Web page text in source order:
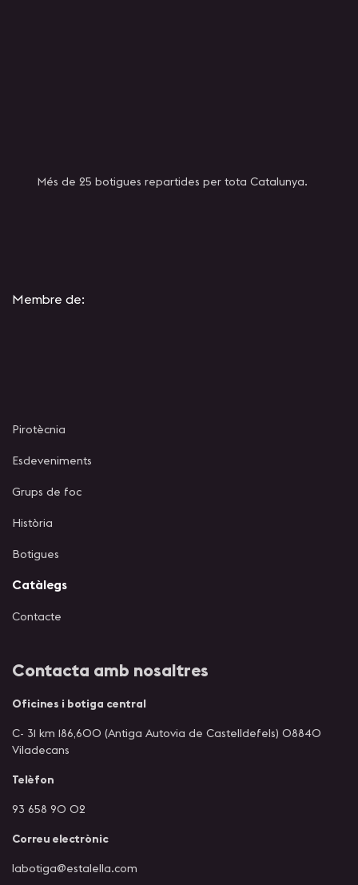
Més de 25 botigues repartides per tota Catalunya.
Membre de:
Pirotècnia
Esdeveniments
Grups de foc
Història
Botigues
Catàlegs
Contacte
Contacta amb nosaltres
Oficines i botiga central
C- 31 km 186,600 (Antiga Autovia de Castelldefels) 08840
Viladecans
Telèfon
93 658 90 02
Correu electrònic
labotiga@estalella.com